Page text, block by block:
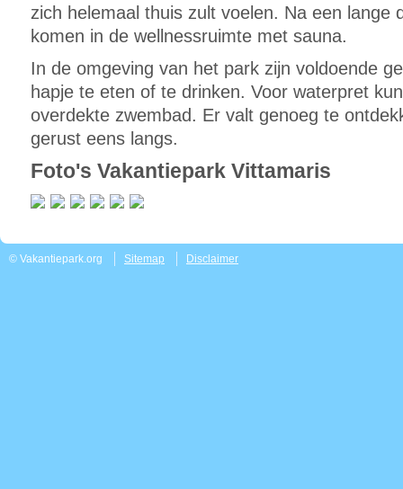
zich helemaal thuis zult voelen. Na een lange
komen in de wellnessruimte met sauna.
In de omgeving van het park zijn voldoende
hapje te eten of te drinken. Voor waterpret
overdekte zwembad. Er valt genoeg te
gerust eens langs.
Foto's Vakantiepark Vittamaris
© Vakantiepark.org Sitemap Disclaimer